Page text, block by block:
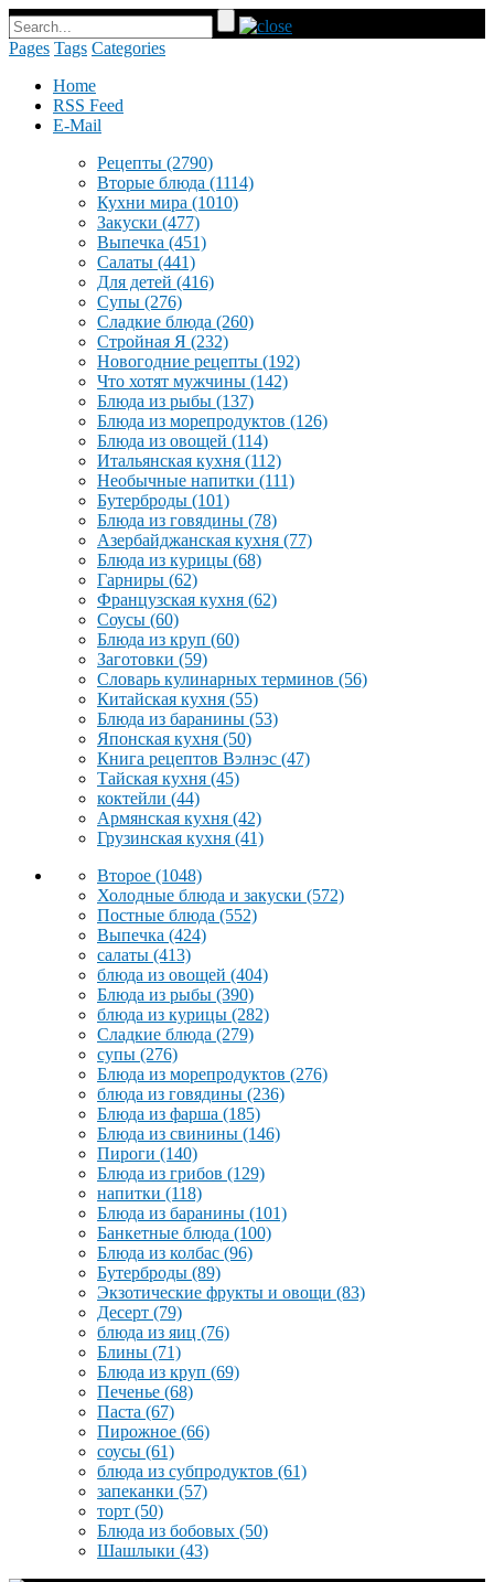
Pages Tags Categories
Home
RSS Feed
E-Mail
Рецепты (2790)
Вторые блюда (1114)
Кухни мира (1010)
Закуски (477)
Выпечка (451)
Салаты (441)
Для детей (416)
Супы (276)
Сладкие блюда (260)
Стройная Я (232)
Новогодние рецепты (192)
Что хотят мужчины (142)
Блюда из рыбы (137)
Блюда из морепродуктов (126)
Блюда из овощей (114)
Итальянская кухня (112)
Необычные напитки (111)
Бутерброды (101)
Блюда из говядины (78)
Азербайджанская кухня (77)
Блюда из курицы (68)
Гарниры (62)
Французская кухня (62)
Соусы (60)
Блюда из круп (60)
Заготовки (59)
Словарь кулинарных терминов (56)
Китайская кухня (55)
Блюда из баранины (53)
Японская кухня (50)
Книга рецептов Вэлнэс (47)
Тайская кухня (45)
коктейли (44)
Армянская кухня (42)
Грузинская кухня (41)
Второе (1048)
Холодные блюда и закуски (572)
Постные блюда (552)
Выпечка (424)
салаты (413)
блюда из овощей (404)
Блюда из рыбы (390)
блюда из курицы (282)
Сладкие блюда (279)
супы (276)
Блюда из морепродуктов (276)
блюда из говядины (236)
Блюда из фарша (185)
Блюда из свинины (146)
Пироги (140)
Блюда из грибов (129)
напитки (118)
Блюда из баранины (101)
Банкетные блюда (100)
Блюда из колбас (96)
Бутерброды (89)
Экзотические фрукты и овощи (83)
Десерт (79)
блюда из яиц (76)
Блины (71)
Блюда из круп (69)
Печенье (68)
Паста (67)
Пирожное (66)
соусы (61)
блюда из субпродуктов (61)
запеканки (57)
торт (50)
Блюда из бобовых (50)
Шашлыки (43)